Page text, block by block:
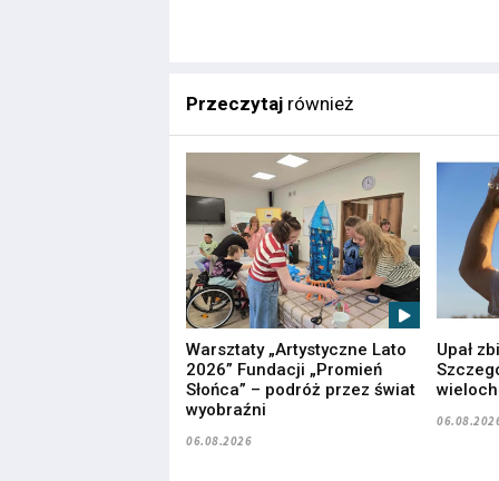
Przeczytaj również
Warsztaty „Artystyczne Lato
2026” Fundacji „Promień
Słońca” – podróż przez świat
wyobraźni
06.08.2026
Upał